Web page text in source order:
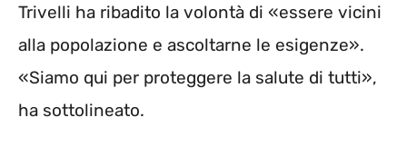
Trivelli ha ribadito la volontà di «essere vicini
alla popolazione e ascoltarne le esigenze».
«Siamo qui per proteggere la salute di tutti»,
ha sottolineato.